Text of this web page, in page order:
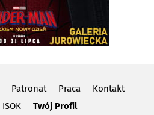
Patronat Praca
Kontakt
ISOK Twój Profil